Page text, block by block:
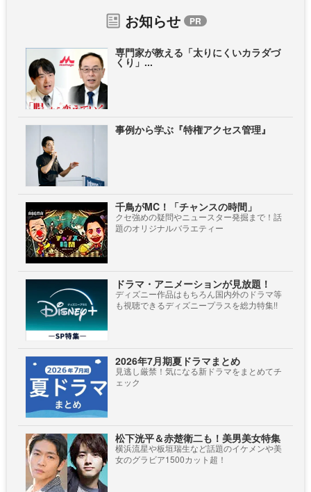
お知らせ
専門家が教える「太りにくいカラダづ
くり」...
事例から学ぶ『特権アクセス管理』
千鳥がMC！「チャンスの時間」
クセ強めの疑問やニュースター発掘まで！話
題のオリジナルバラエティー
ドラマ・アニメーションが見放題！
ディズニー作品はもちろん国内外のドラマ等
も視聴できるディズニープラスを総力特集!!
2026年7月期夏ドラマまとめ
見逃し厳禁！気になる新ドラマをまとめてチ
ェック
松下洸平＆赤楚衛二も！美男美女特集
横浜流星や板垣瑞生など話題のイケメンや美
女のグラビア1500カット超！